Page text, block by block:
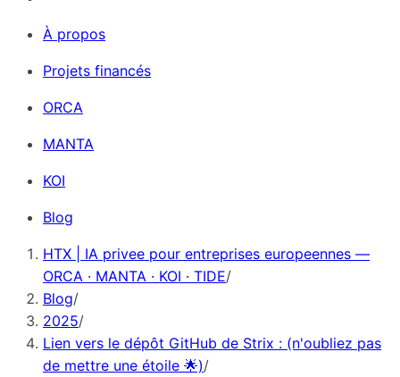
À propos
Projets financés
ORCA
MANTA
KOI
Blog
HTX | IA privee pour entreprises europeennes —
ORCA · MANTA · KOI · TIDE/
Blog/
2025/
Lien vers le dépôt GitHub de Strix : (n'oubliez pas
de mettre une étoile 🌟)/